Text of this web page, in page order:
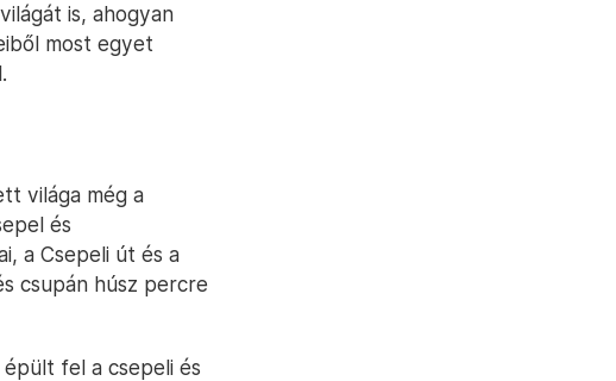
is, ahogyan
most egyet
világa még a
és
a Csepeli út és a
csupán húsz percre
fel a csepeli és